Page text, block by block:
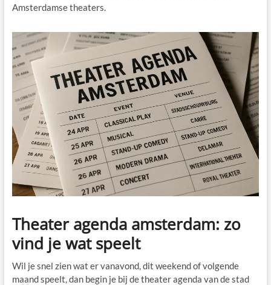
Amsterdamse theaters.
Theater agenda amsterdam: zo
vind je wat speelt
Wil je snel zien wat er vanavond, dit weekend of volgende
maand speelt, dan begin je bij de theater agenda van de stad